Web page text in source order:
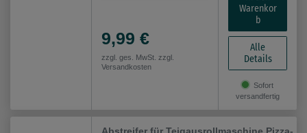
9,99 €
zzgl. ges. MwSt. zzgl.
Versandkosten
Warenkor
b
Alle
Details
Sofort
versandfertig